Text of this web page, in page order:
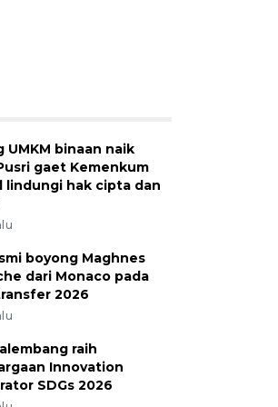
UMKM binaan naik
gaet Kemenkum
lindungi hak cipta dan
boyong Maghnes
dari Monaco pada
2026
raih
Innovation
SDGs 2026